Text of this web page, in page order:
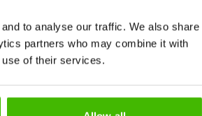
to analyse our traffic. We also share
partners who may combine it with
use of their services.
eine stressige Erfahrung sein. Aber wenn
kann das Reisen deutlich einfacher